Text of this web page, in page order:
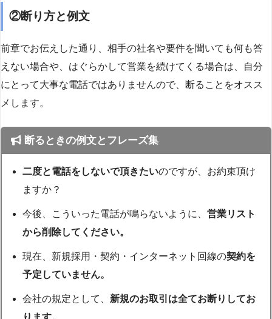
②断り方と例文
前章でお伝えした通り、相手の社名や要件を聞いても何も答
えない場合や、はぐらかして営業を続けてくる場合は、自分
にとって大事な電話ではありませんので、断ることをオスス
メします。
断るときの例文とフレーズ集
二度と電話をしないで頂きたいのですが、お約束頂け
ますか？
今後、こういった電話が鳴らないように、営業リスト
から削除してください。
現在、新規採用・契約・インターネット回線の契約を
予定していません。
会社の規定として、 新規のお取引は全てお断りしてお